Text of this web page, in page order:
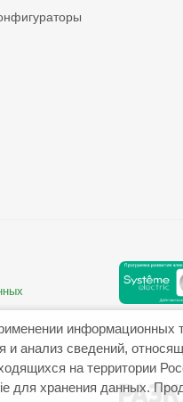
информационных
и анализ сведений,
на территории
для хранения данных.